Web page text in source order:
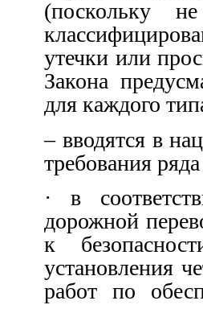
(поскольку
утечки или
Закона
для каждого
– вводятся в
требования
· в
дорожной
к
установления
работ по